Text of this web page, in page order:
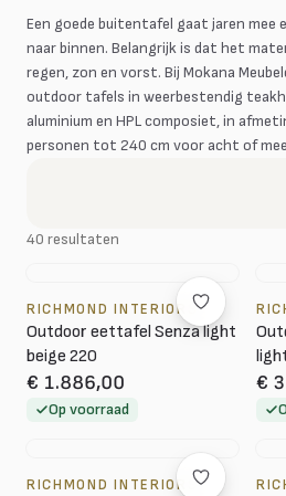
Een goede buitentafel gaat jaren mee
naar binnen. Belangrijk is dat het
regen, zon en vorst. Bij Mokana
outdoor tafels in weerbestendig
aluminium en HPL composiet, in
personen tot 240 cm voor acht of
40 resultaten
RICHMOND INTERIORS
Outdoor eettafel Senza light
beige 220
€ 1.886,00
Op voorraad
€
RICHMOND INTERIORS